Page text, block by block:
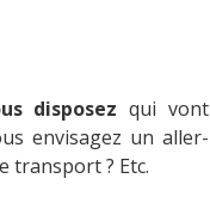
disposez qui vont
envisagez un aller-
transport ? Etc.